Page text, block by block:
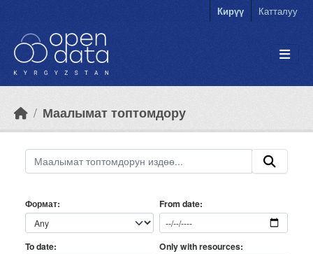
Кирүү Катталуу
Маалымат топтомдору
Формат From date
To date Only with resources